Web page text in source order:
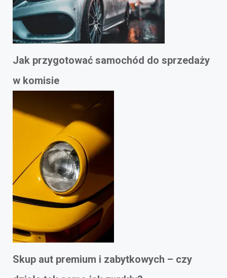
Jak przygotować samochód do sprzedaży
w komisie
Skup aut premium i zabytkowych – czy